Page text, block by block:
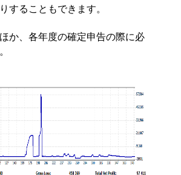
することもできます。
か、各年度の確定申告の際に必